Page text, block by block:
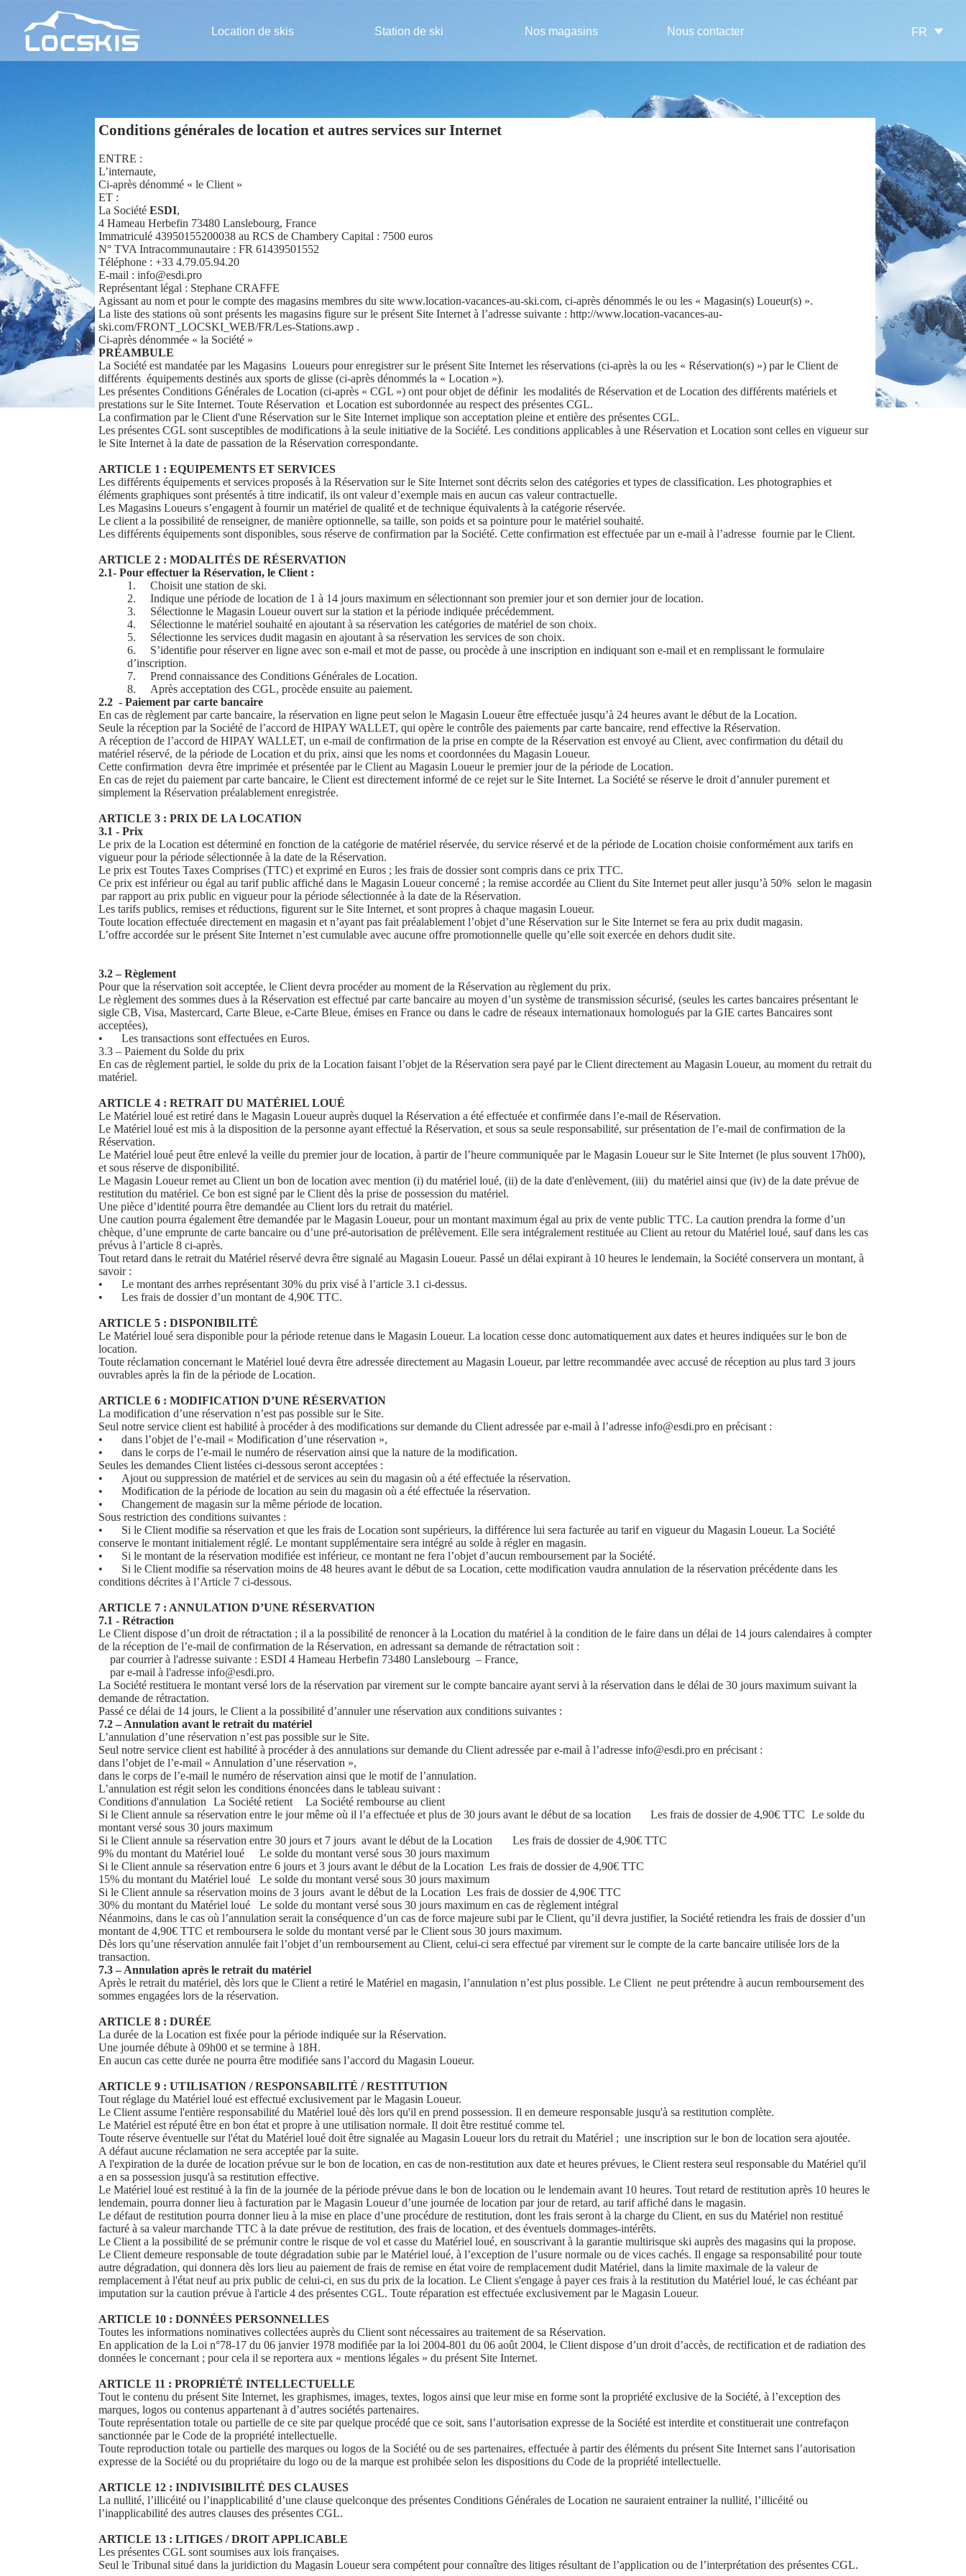
Location de skis Station de ski Nos magasins Nous contacter FR
Conditions générales de location et autres services sur Internet
ENTRE :
L’internaute,
Ci-après dénommé « le Client »
ET :
La SociétéESDI,
4 Hameau Herbefin 73480 Lanslebourg, France
Immatriculé 43950155200038 au RCS de Chambery Capital : 7500 euros
N° TVA Intracommunautaire : FR 61439501552
Téléphone : +33 4.79.05.94.20
E-mail : info@esdi.pro
Représentant légal : Stephane CRAFFE
Agissant au nom et pour le compte des magasins membres du site www.location-vacances-au-ski.com, ci-après dénommés le ou les « Magasin(s) Loueur(s) ».
La liste des stations où sont présents les magasins figure sur le présent Site Internet à l’adresse suivante : http://www.location-vacances-au-
ski.com/FRONT_LOCSKI_WEB/FR/Les-Stations.awp .
Ci-après dénommée « la Société »
PRÉAMBULE
La Société est mandatée par les Magasins Loueurs pour enregistrer sur le présent Site Internet les réservations (ci-après la ou les « Réservation(s) ») par le Client de
différents équipements destinés aux sports de glisse (ci-après dénommés la « Location »).
Les présentes Conditions Générales de Location (ci-après « CGL ») ont pour objet de définir les modalités de Réservation et de Location des différents matériels et
prestations sur le Site Internet. Toute Réservation et Location est subordonnée au respect des présentes CGL.
La confirmation par le Client d'une Réservation sur le Site Internet implique son acceptation pleine et entière des présentes CGL.
Les présentes CGL sont susceptibles de modifications à la seule initiative de la Société. Les conditions applicables à une Réservation et Location sont celles en vigueur sur
le Site Internet à la date de passation de la Réservation correspondante.
ARTICLE 1 : EQUIPEMENTS ET SERVICES
Les différents équipements et services proposés à la Réservation sur le Site Internet sont décrits selon des catégories et types de classification. Les photographies et
éléments graphiques sont présentés à titre indicatif, ils ont valeur d’exemple mais en aucun cas valeur contractuelle.
Les Magasins Loueurs s’engagent à fournir un matériel de qualité et de technique équivalents à la catégorie réservée.
Le client a la possibilité de renseigner, de manière optionnelle, sa taille, son poids et sa pointure pour le matériel souhaité.
Les différents équipements sont disponibles, sous réserve de confirmation par la Société. Cette confirmation est effectuée par un e-mail à l’adresse fournie par le Client.
ARTICLE 2 : MODALITÉS DE RÉSERVATION
2.1- Pour effectuer la Réservation, le Client :
1.
Choisit une station de ski.
2.
Indique une période de location de 1 à 14 jours maximum en sélectionnant son premier jour et son dernier jour de location.
3.
Sélectionne le Magasin Loueur ouvert sur la station et la période indiquée précédemment.
4.
Sélectionne le matériel souhaité en ajoutant à sa réservation les catégories de matériel de son choix.
5.
Sélectionne les services dudit magasin en ajoutant à sa réservation les services de son choix.
6.
S’identifie pour réserver en ligne avec son e-mail et mot de passe, ou procède à une inscription en indiquant son e-mail et en remplissant le formulaire
d’inscription.
7.
Prend connaissance des Conditions Générales de Location.
8.
Après acceptation des CGL, procède ensuite au paiement.
2.2 - Paiement par carte bancaire
En cas de règlement par carte bancaire, la réservation en ligne peut selon le Magasin Loueur être effectuée jusqu’à 24 heures avant le début de la Location.
Seule la réception par la Société de l’accord de HIPAY WALLET, qui opère le contrôle des paiements par carte bancaire, rend effective la Réservation.
A réception de l’accord de HIPAY WALLET, un e-mail de confirmation de la prise en compte de la Réservation est envoyé au Client, avec confirmation du détail du
matériel réservé, de la période de Location et du prix, ainsi que les noms et coordonnées du Magasin Loueur.
Cette confirmation devra être imprimée et présentée par le Client au Magasin Loueur le premier jour de la période de Location.
En cas de rejet du paiement par carte bancaire, le Client est directement informé de ce rejet sur le Site Internet. La Société se réserve le droit d’annuler purement et
simplement la Réservation préalablement enregistrée.
ARTICLE 3 : PRIX DE LA LOCATION
3.1 - Prix
Le prix de la Location est déterminé en fonction de la catégorie de matériel réservée, du service réservé et de la période de Location choisie conformément aux tarifs en
vigueur pour la période sélectionnée à la date de la Réservation.
Le prix est Toutes Taxes Comprises (TTC) et exprimé en Euros ; les frais de dossier sont compris dans ce prix TTC.
Ce prix est inférieur ou égal au tarif public affiché dans le Magasin Loueur concerné ; la remise accordée au Client du Site Internet peut aller jusqu’à 50% selon le magasin
par rapport au prix public en vigueur pour la période sélectionnée à la date de la Réservation.
Les tarifs publics, remises et réductions, figurent sur le Site Internet, et sont propres à chaque magasin Loueur.
Toute location effectuée directement en magasin et n’ayant pas fait préalablement l’objet d’une Réservation sur le Site Internet se fera au prix dudit magasin.
L’offre accordée sur le présent Site Internet n’est cumulable avec aucune offre promotionnelle quelle qu’elle soit exercée en dehors dudit site.
3.2 – Règlement
Pour que la réservation soit acceptée, le Client devra procéder au moment de la Réservation au règlement du prix.
Le règlement des sommes dues à la Réservation est effectué par carte bancaire au moyen d’un système de transmission sécurisé, (seules les cartes bancaires présentant le
sigle CB, Visa, Mastercard, Carte Bleue, e-Carte Bleue, émises en France ou dans le cadre de réseaux internationaux homologués par la GIE cartes Bancaires sont
acceptées),
•
Les transactions sont effectuées en Euros.
3.3 – Paiement du Solde du prix
En cas de règlement partiel, le solde du prix de la Location faisant l’objet de la Réservation sera payé par le Client directement au Magasin Loueur, au moment du retrait du
matériel.
ARTICLE 4 : RETRAIT DU MATÉRIEL LOUÉ
Le Matériel loué est retiré dans le Magasin Loueur auprès duquel la Réservation a été effectuée et confirmée dans l’e-mail de Réservation.
Le Matériel loué est mis à la disposition de la personne ayant effectué la Réservation, et sous sa seule responsabilité, sur présentation de l’e-mail de confirmation de la
Réservation.
Le Matériel loué peut être enlevé la veille du premier jour de location, à partir de l’heure communiquée par le Magasin Loueur sur le Site Internet (le plus souvent 17h00),
et sous réserve de disponibilité.
Le Magasin Loueur remet au Client un bon de location avec mention (i) du matériel loué, (ii) de la date d'enlèvement, (iii) du matériel ainsi que (iv) de la date prévue de
restitution du matériel. Ce bon est signé par le Client dès la prise de possession du matériel.
Une pièce d’identité pourra être demandée au Client lors du retrait du matériel.
Une caution pourra également être demandée par le Magasin Loueur, pour un montant maximum égal au prix de vente public TTC. La caution prendra la forme d’un
chèque, d’une emprunte de carte bancaire ou d’une pré-autorisation de prélèvement. Elle sera intégralement restituée au Client au retour du Matériel loué, sauf dans les cas
prévus à l’article 8 ci-après.
Tout retard dans le retrait du Matériel réservé devra être signalé au Magasin Loueur. Passé un délai expirant à 10 heures le lendemain, la Société conservera un montant, à
savoir :
•
Le montant des arrhes représentant 30% du prix visé à l’article 3.1 ci-dessus.
•
Les frais de dossier d’un montant de 4,90€ TTC.
ARTICLE 5 : DISPONIBILITÉ
Le Matériel loué sera disponible pour la période retenue dans le Magasin Loueur. La location cesse donc automatiquement aux dates et heures indiquées sur le bon de
location.
Toute réclamation concernant le Matériel loué devra être adressée directement au Magasin Loueur, par lettre recommandée avec accusé de réception au plus tard 3 jours
ouvrables après la fin de la période de Location.
ARTICLE 6 : MODIFICATION D’UNE RÉSERVATION
La modification d’une réservation n’est pas possible sur le Site.
Seul notre service client est habilité à procéder à des modifications sur demande du Client adressée par e-mail à l’adresse info@esdi.pro en précisant :
•
dans l’objet de l’e-mail « Modification d’une réservation »,
•
dans le corps de l’e-mail le numéro de réservation ainsi que la nature de la modification.
Seules les demandes Client listées ci-dessous seront acceptées :
•
Ajout ou suppression de matériel et de services au sein du magasin où a été effectuée la réservation.
•
Modification de la période de location au sein du magasin où a été effectuée la réservation.
•
Changement de magasin sur la même période de location.
Sous restriction des conditions suivantes :
•
Si le Client modifie sa réservation et que les frais de Location sont supérieurs, la différence lui sera facturée au tarif en vigueur du Magasin Loueur. La Société
conserve le montant initialement réglé. Le montant supplémentaire sera intégré au solde à régler en magasin.
•
Si le montant de la réservation modifiée est inférieur, ce montant ne fera l’objet d’aucun remboursement par la Société.
•
Si le Client modifie sa réservation moins de 48 heures avant le début de sa Location, cette modification vaudra annulation de la réservation précédente dans les
conditions décrites à l’Article 7 ci-dessous.
ARTICLE 7 : ANNULATION D’UNE RÉSERVATION
7.1 - Rétraction
Le Client dispose d’un droit de rétractation ; il a la possibilité de renoncer à la Location du matériel à la condition de le faire dans un délai de 14 jours calendaires à compter
de la réception de l’e-mail de confirmation de la Réservation, en adressant sa demande de rétractation soit :
par courrier à l'adresse suivante : ESDI 4 Hameau Herbefin 73480 Lanslebourg – France,
par e-mail à l'adresse info@esdi.pro.
La Société restituera le montant versé lors de la réservation par virement sur le compte bancaire ayant servi à la réservation dans le délai de 30 jours maximum suivant la
demande de rétractation.
Passé ce délai de 14 jours, le Client a la possibilité d’annuler une réservation aux conditions suivantes :
7.2 – Annulation avant le retrait du matériel
L’annulation d’une réservation n’est pas possible sur le Site.
Seul notre service client est habilité à procéder à des annulations sur demande du Client adressée par e-mail à l’adresse info@esdi.pro en précisant :
dans l’objet de l’e-mail « Annulation d’une réservation »,
dans le corps de l’e-mail le numéro de réservation ainsi que le motif de l’annulation.
L’annulation est régit selon les conditions énoncées dans le tableau suivant :
Conditions d'annulation
La Société retient
La Société rembourse au client
Si le Client annule sa réservation entre le jour même où il l’a effectuée et plus de 30 jours avant le début de sa location
Les frais de dossier de 4,90€ TTC Le solde du
montant versé sous 30 jours maximum
Si le Client annule sa réservation entre 30 jours et 7 jours avant le début de la Location
Les frais de dossier de 4,90€ TTC
9% du montant du Matériel loué
Le solde du montant versé sous 30 jours maximum
Si le Client annule sa réservation entre 6 jours et 3 jours avant le début de la Location Les frais de dossier de 4,90€ TTC
15% du montant du Matériel loué
Le solde du montant versé sous 30 jours maximum
Si le Client annule sa réservation moins de 3 jours avant le début de la Location Les frais de dossier de 4,90€ TTC
30% du montant du Matériel loué
Le solde du montant versé sous 30 jours maximum en cas de règlement intégral
Néanmoins, dans le cas où l’annulation serait la conséquence d’un cas de force majeure subi par le Client, qu’il devra justifier, la Société retiendra les frais de dossier d’un
montant de 4,90€ TTC et remboursera le solde du montant versé par le Client sous 30 jours maximum.
Dès lors qu’une réservation annulée fait l’objet d’un remboursement au Client, celui-ci sera effectué par virement sur le compte de la carte bancaire utilisée lors de la
transaction.
7.3 – Annulation après le retrait du matériel
Après le retrait du matériel, dès lors que le Client a retiré le Matériel en magasin, l’annulation n’est plus possible. Le Client ne peut prétendre à aucun remboursement des
sommes engagées lors de la réservation.
ARTICLE 8 : DURÉE
La durée de la Location est fixée pour la période indiquée sur la Réservation.
Une journée débute à 09h00 et se termine à 18H.
En aucun cas cette durée ne pourra être modifiée sans l’accord du Magasin Loueur.
ARTICLE 9 : UTILISATION / RESPONSABILITÉ / RESTITUTION
Tout réglage du Matériel loué est effectué exclusivement par le Magasin Loueur.
Le Client assume l'entière responsabilité du Matériel loué dès lors qu'il en prend possession. Il en demeure responsable jusqu'à sa restitution complète.
Le Matériel est réputé être en bon état et propre à une utilisation normale. Il doit être restitué comme tel.
Toute réserve éventuelle sur l'état du Matériel loué doit être signalée au Magasin Loueur lors du retrait du Matériel ; une inscription sur le bon de location sera ajoutée.
A défaut aucune réclamation ne sera acceptée par la suite.
A l'expiration de la durée de location prévue sur le bon de location, en cas de non-restitution aux date et heures prévues, le Client restera seul responsable du Matériel qu'il
a en sa possession jusqu'à sa restitution effective.
Le Matériel loué est restitué à la fin de la journée de la période prévue dans le bon de location ou le lendemain avant 10 heures. Tout retard de restitution après 10 heures le
lendemain, pourra donner lieu à facturation par le Magasin Loueur d’une journée de location par jour de retard, au tarif affiché dans le magasin.
Le défaut de restitution pourra donner lieu à la mise en place d’une procédure de restitution, dont les frais seront à la charge du Client, en sus du Matériel non restitué
facturé à sa valeur marchande TTC à la date prévue de restitution, des frais de location, et des éventuels dommages-intérêts.
Le Client a la possibilité de se prémunir contre le risque de vol et casse du Matériel loué, en souscrivant à la garantie multirisque ski auprès des magasins qui la propose.
Le Client demeure responsable de toute dégradation subie par le Matériel loué, à l’exception de l’usure normale ou de vices cachés. Il engage sa responsabilité pour toute
autre dégradation, qui donnera dès lors lieu au paiement de frais de remise en état voire de remplacement dudit Matériel, dans la limite maximale de la valeur de
remplacement à l'état neuf au prix public de celui-ci, en sus du prix de la location. Le Client s'engage à payer ces frais à la restitution du Matériel loué, le cas échéant par
imputation sur la caution prévue à l'article 4 des présentes CGL. Toute réparation est effectuée exclusivement par le Magasin Loueur.
ARTICLE 10 : DONNÉES PERSONNELLES
Toutes les informations nominatives collectées auprès du Client sont nécessaires au traitement de sa Réservation.
En application de la Loi n°78-17 du 06 janvier 1978 modifiée par la loi 2004-801 du 06 août 2004, le Client dispose d’un droit d’accès, de rectification et de radiation des
données le concernant ; pour cela il se reportera aux « mentions légales » du présent Site Internet.
ARTICLE 11 : PROPRIÉTÉ INTELLECTUELLE
Tout le contenu du présent Site Internet, les graphismes, images, textes, logos ainsi que leur mise en forme sont la propriété exclusive de la Société, à l’exception des
marques, logos ou contenus appartenant à d’autres sociétés partenaires.
Toute représentation totale ou partielle de ce site par quelque procédé que ce soit, sans l’autorisation expresse de la Société est interdite et constituerait une contrefaçon
sanctionnée par le Code de la propriété intellectuelle.
Toute reproduction totale ou partielle des marques ou logos de la Société ou de ses partenaires, effectuée à partir des éléments du présent Site Internet sans l’autorisation
expresse de la Société ou du propriétaire du logo ou de la marque est prohibée selon les dispositions du Code de la propriété intellectuelle.
ARTICLE 12 : INDIVISIBILITÉ DES CLAUSES
La nullité, l’illicéité ou l’inapplicabilité d’une clause quelconque des présentes Conditions Générales de Location ne sauraient entrainer la nullité, l’illicéité ou
l’inapplicabilité des autres clauses des présentes CGL.
ARTICLE 13 : LITIGES / DROIT APPLICABLE
Les présentes CGL sont soumises aux lois françaises.
Seul le Tribunal situé dans la juridiction du Magasin Loueur sera compétent pour connaître des litiges résultant de l’application ou de l’interprétation des présentes CGL.